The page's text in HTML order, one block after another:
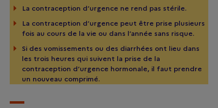
La contraception d’urgence ne rend pas stérile.
La contraception d’urgence peut être prise plusieurs
fois au cours de la vie ou dans l’année sans risque.
Si des vomissements ou des diarrhées ont lieu dans
les trois heures qui suivent la prise de la
contraception d’urgence hormonale, il faut prendre
un nouveau comprimé.